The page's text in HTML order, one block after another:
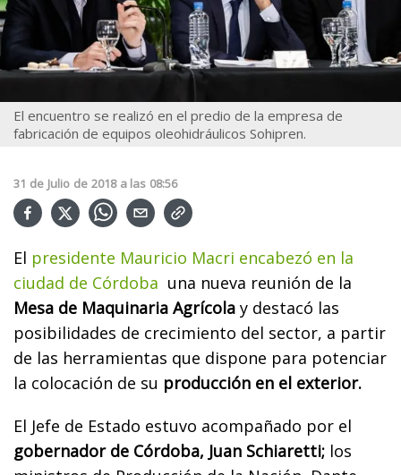
El encuentro se realizó en el predio de la empresa de
fabricación de equipos oleohidráulicos Sohipren.
31 de Julio de 2018 a las 08:56
El presidente Mauricio Macri encabezó en la
ciudad de Córdoba una nueva reunión de la
Mesa de Maquinaria Agrícola y destacó las
posibilidades de crecimiento del sector, a partir
de las herramientas que dispone para potenciar
la colocación de su producción en el exterior.
El Jefe de Estado estuvo acompañado por el
gobernador de Córdoba, Juan Schiaretti; los